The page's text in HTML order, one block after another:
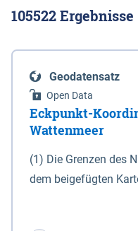
105522Ergebnisse
Geodatensatz
Open Data
Eckpunkt-
Wattenmeer
(1) Die Grenzen des
dem beigefügten
(DTK) im Maßstab 1